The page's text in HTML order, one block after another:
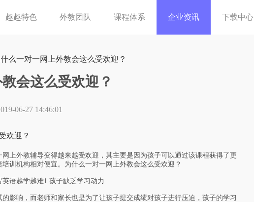
趣趣特色 外教团队 课程体系 企业资讯 下载中心
么一对一网上外教会这么受欢迎？
会这么受欢迎？
06-27 14:46:01
欢迎？
外教辅导变得越来越受欢迎，其主要是因为孩子可以通过该课程获得了更
训机构相对便宜。为什么一对一网上外教会这么受欢迎？
语越学越难1.孩子缺乏学习动力
响，而老师和家长也是为了让孩子提交成绩对孩子进行压迫，孩子的学习